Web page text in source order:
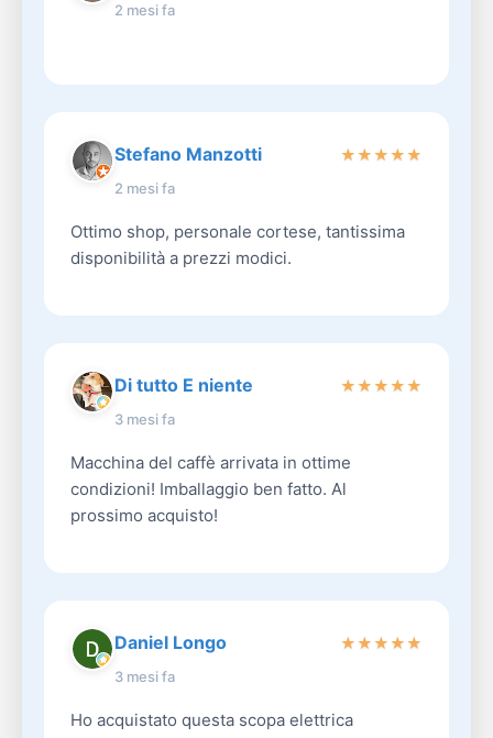
2 mesi fa
Stefano Manzotti
2 mesi fa
★★★★★
Ottimo shop, personale cortese, tantissima
disponibilità a prezzi modici.
Di tutto E niente
3 mesi fa
★★★★★
Macchina del caffè arrivata in ottime
condizioni! Imballaggio ben fatto. Al
prossimo acquisto!
Daniel Longo
3 mesi fa
★★★★★
Ho acquistato questa scopa elettrica